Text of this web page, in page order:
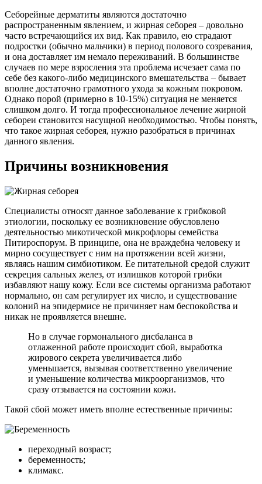
Себорейные дерматиты являются достаточно
распространенным явлением, и жирная себорея – довольно
часто встречающийся их вид. Как правило, ею страдают
подростки (обычно мальчики) в период полового созревания,
и она доставляет им немало переживаний. В большинстве
случаев по мере взросления эта проблема исчезает сама по
себе без какого-либо медицинского вмешательства – бывает
вполне достаточно грамотного ухода за кожным покровом.
Однако порой (примерно в 10-15%) ситуация не меняется
слишком долго. И тогда профессиональное лечение жирной
себореи становится насущной необходимостью. Чтобы понять,
что такое жирная себорея, нужно разобраться в причинах
данного явления.
Причины возникновения
Специалисты относят данное заболевание к грибковой
этиологии, поскольку ее возникновение обусловлено
деятельностью микотической микрофлоры семейства
Питироспорум. В принципе, она не враждебна человеку и
мирно сосуществует с ним на протяжении всей жизни,
являясь нашим симбиотиком. Ее питательной средой служит
секреция сальных желез, от излишков которой грибки
избавляют нашу кожу. Если все системы организма работают
нормально, он сам регулирует их число, и существование
колоний на эпидермисе не причиняет нам беспокойства и
никак не проявляется внешне.
Но в случае гормонального дисбаланса в
отлаженной работе происходит сбой, выработка
жирового секрета увеличивается либо
уменьшается, вызывая соответственно увеличение
и уменьшение количества микроорганизмов, что
сразу отзывается на состоянии кожи.
Такой сбой может иметь вполне естественные причины:
переходный возраст;
беременность;
климакс.